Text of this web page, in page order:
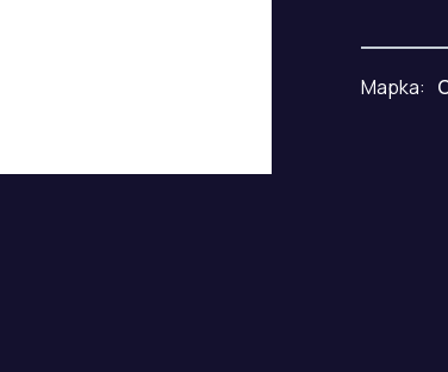
Марка: